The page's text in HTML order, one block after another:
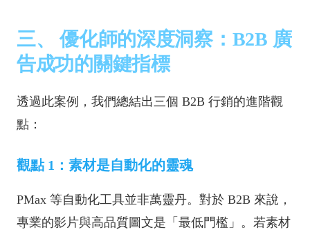
三、 優化師的深度洞察：B2B 廣
告成功的關鍵指標
透過此案例，我們總結出三個 B2B 行銷的進階觀
點：
觀點 1：素材是自動化的靈魂
PMax 等自動化工具並非萬靈丹。對於 B2B 來說，
專業的影片與高品質圖文是「最低門檻」。若素材